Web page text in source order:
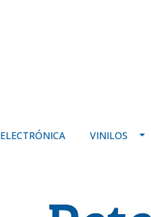
ELECTRÓNICA VINILOS